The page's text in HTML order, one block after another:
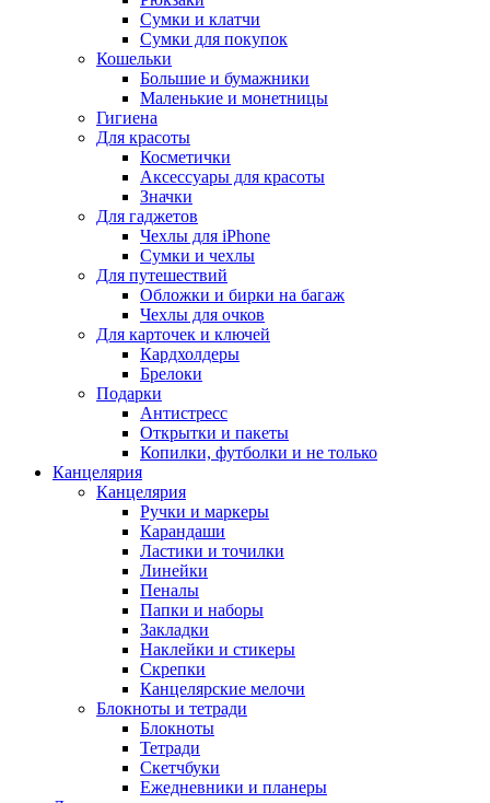
Сумки и клатчи
Сумки для покупок
Кошельки
Большие и бумажники
Маленькие и монетницы
Гигиена
Для красоты
Косметички
Аксессуары для красоты
Значки
Для гаджетов
Чехлы для iPhone
Сумки и чехлы
Для путешествий
Обложки и бирки на багаж
Чехлы для очков
Для карточек и ключей
Кардхолдеры
Брелоки
Подарки
Антистресс
Открытки и пакеты
Копилки, футболки и не только
Канцелярия
Канцелярия
Ручки и маркеры
Карандаши
Ластики и точилки
Линейки
Пеналы
Папки и наборы
Закладки
Наклейки и стикеры
Скрепки
Канцелярские мелочи
Блокноты и тетради
Блокноты
Тетради
Скетчбуки
Ежедневники и планеры